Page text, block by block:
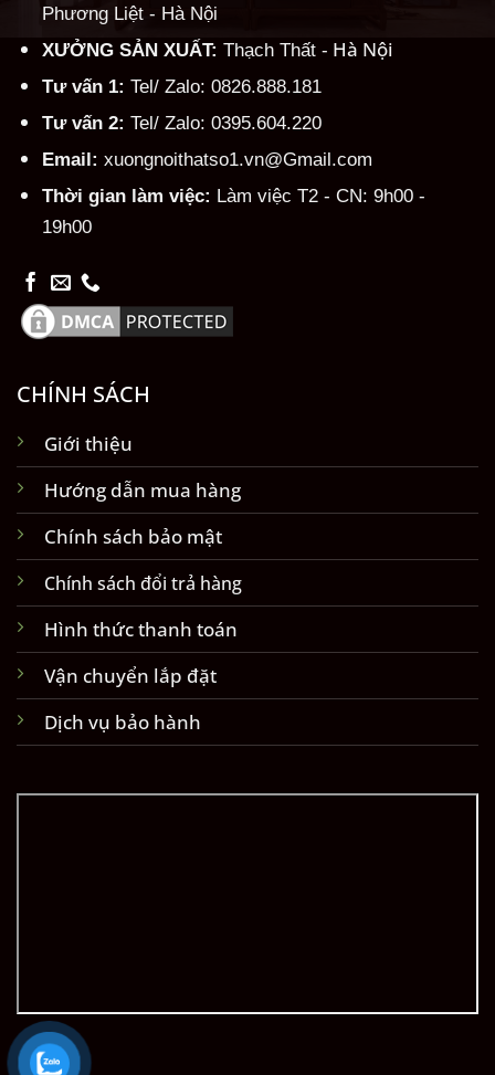
Phương Liệt - Hà Nội
XƯỞNG SẢN XUẤT: Thạch Thất - Hà Nội
Tư vấn 1: Tel/ Zalo: 0826.888.181
Tư vấn 2: Tel/ Zalo: 0395.604.220
Email: xuongnoithatso1.vn@Gmail.com
Thời gian làm việc: Làm việc T2 - CN: 9h00 -
19h00
CHÍNH SÁCH
Giới thiệu
Hướng dẫn mua hàng
Chính sách bảo mật
Chính sách đổi trả hàng
Hình thức thanh toán
Vận chuyển lắp đặt
Dịch vụ bảo hành